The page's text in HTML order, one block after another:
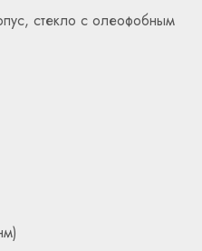
стекло с олеофобным